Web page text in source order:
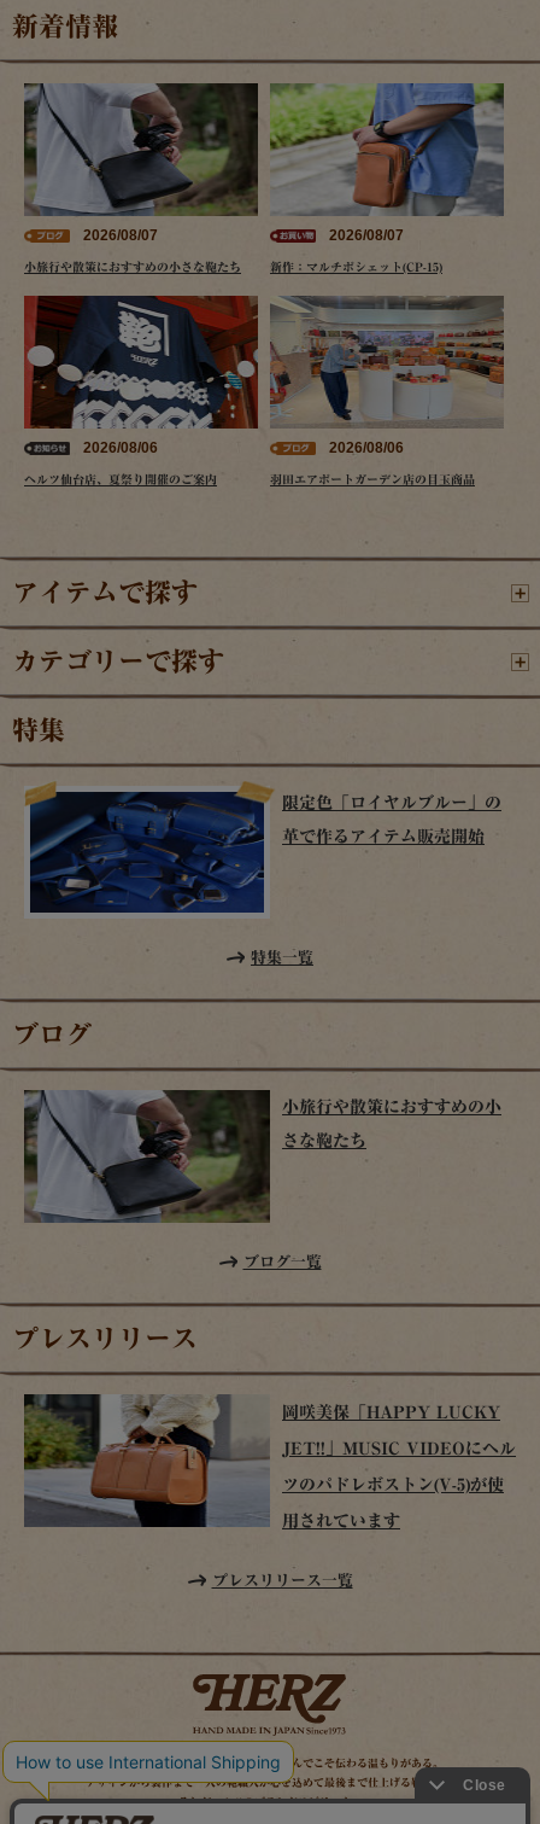
新着情報
2026/08/07
小旅行や散策におすすめの小さな鞄たち
2026/08/07
新作：マルチポシェット(CP-15)
2026/08/06
ヘルツ仙台店、夏祭り開催のご案内
2026/08/06
羽田エアポートガーデン店の目玉商品
アイテムで探す
カテゴリーで探す
特集
限定色「ロイヤルブルー」の
革で作るアイテム販売開始
特集一覧
ブログ
小旅行や散策におすすめの小
さな鞄たち
ブログ一覧
プレスリリース
岡咲美保「HAPPY LUCKY
JET!!」MUSIC VIDEOにヘル
ツのパドレボストン(V-5)が使
用されています
プレスリリース一覧
時を経てこそ解る味わいがある。使い込んでこそ伝わる温もりがある。
デザインから製作まで一人の鞄職人が心を込めて最後まで仕上げる鞄作り。
それがヘルツのブランドスピリット。